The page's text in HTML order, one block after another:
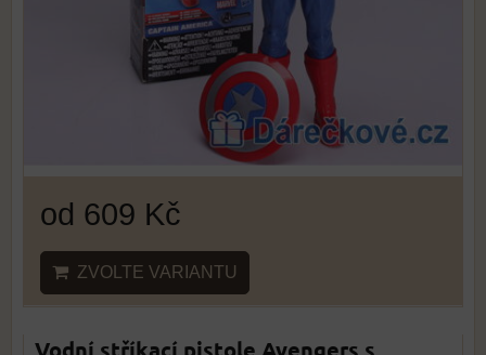
od 609 Kč
ZVOLTE VARIANTU
Vodní stříkací pistole Avengers s